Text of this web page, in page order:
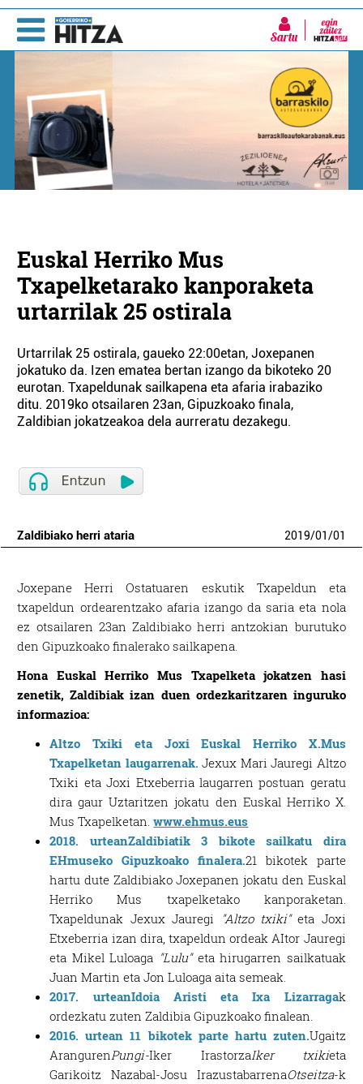
Sartu
Euskal Herriko Mus
Txapelketarako kanporaketa
urtarrilak 25 ostirala
Urtarrilak 25 ostirala, gaueko 22:00etan, Joxepanen
jokatuko da. Izen ematea bertan izango da bikoteko 20
eurotan. Txapeldunak sailkapena eta afaria irabaziko
ditu. 2019ko otsailaren 23an, Gipuzkoako finala,
Zaldibian jokatzeakoa dela aurreratu dezakegu.
Zaldibiako herri ataria 2019/01/01
Joxepane Herri Ostatuaren eskutik Txapeldun eta
txapeldun ordearentzako afaria izango da saria eta nola
ez otsailaren 23an Zaldibiako herri antzokian burutuko
den Gipuzkoako finalerako sailkapena.
Hona Euskal Herriko Mus Txapelketa jokatzen hasi
zenetik, Zaldibiak izan duen ordezkaritzaren inguruko
informazioa:
Altzo Txiki eta Joxi Euskal Herriko X.Mus
Txapelketan laugarrenak. Jexux Mari Jauregi Altzo
Txiki eta Joxi Etxeberria laugarren postuan geratu
dira gaur Uztaritzen jokatu den Euskal Herriko X.
Mus Txapelketan.www.ehmus.eus
2018. urteanZaldibiatik 3 bikote sailkatu dira
EHmuseko Gipuzkoako finalera.21 bikotek parte
hartu dute Zaldibiako Joxepanen jokatu den Euskal
Herriko Mus txapelketako kanporaketan.
Txapeldunak Jexux Jauregi
"Altzo txiki"eta Joxi
Etxeberria izan dira, txapeldun ordeak AItor Jauregi
eta Mikel Luloaga "Lulu"eta hirugarren sailkatuak
Juan Martin eta Jon Luloaga aita semeak.
2017. urteanIdoia Aristi eta Ixa Lizarragak
ordezkatu zuten Zaldibia Gipuzkoako finalean.
2016. urtean 11 bikotek parte hartu zuten.Ugaitz
ArangurenPungi-Iker IrastorzaIker txikieta
Garikoitz Nazabal-Josu IrazustabarrenaOtseitza-k